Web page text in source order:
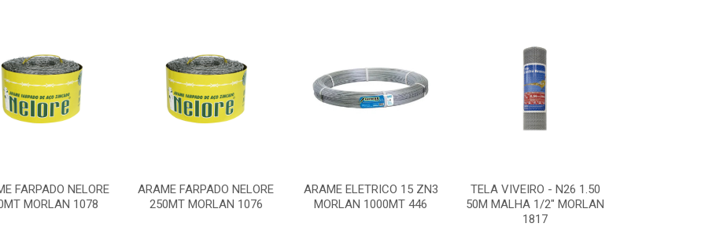
FARPADO NELORE
MORLAN 1078
ARAME FARPADO NELORE
250MT MORLAN 1076
ARAME ELETRICO 15 ZN3
MORLAN 1000MT 446
TELA VIVEIRO - N26 1.50
50M MALHA 1/2" MORLAN
1817